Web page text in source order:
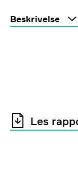
Beskrivelse
Les